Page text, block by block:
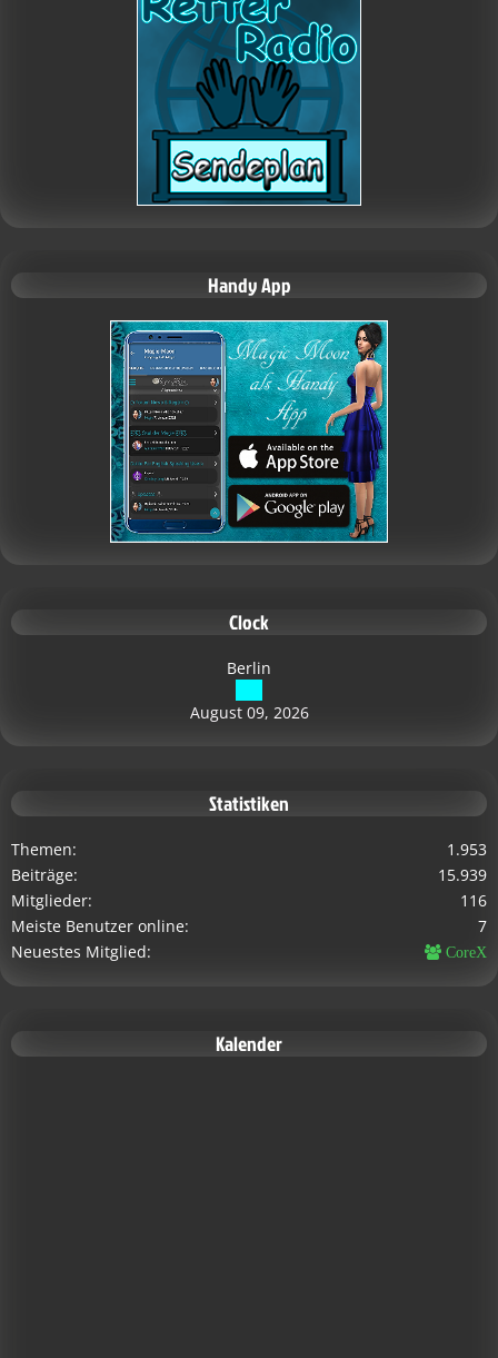
Handy App
Clock
Berlin
August 09, 2026
Statistiken
Themen
1.953
Beiträge
15.939
Mitglieder
116
Meiste Benutzer online
7
Neuestes Mitglied
CoreX
Kalender